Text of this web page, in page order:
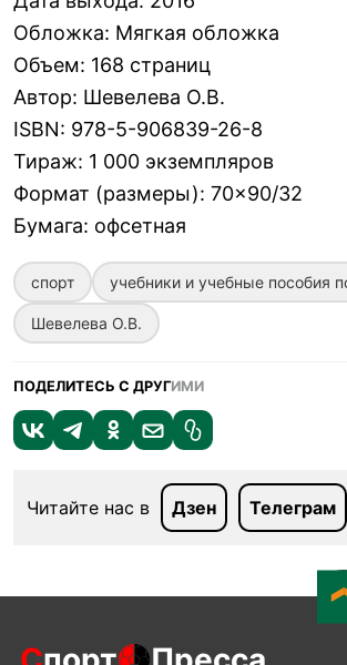
Обложка: Мягкая обложка
Объем: 168 страниц
Автор: Шевелева О.В.
ISBN: 978-5-906839-26-8
Тираж: 1 000 экземпляров
Формат (размеры): 70×90/32
Бумага: офсетная
спорт учебники и учебные пособия
Шевелева О.В.
ПОДЕЛИТЕСЬ С ДРУГИМИ
Читайте нас в Дзен Телеграм